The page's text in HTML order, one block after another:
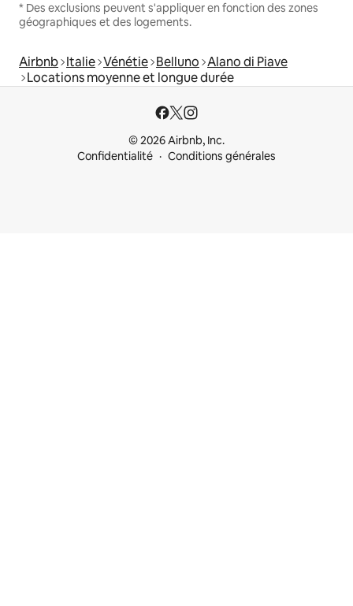
* Des exclusions peuvent s'appliquer en fonction des zones
géographiques et des logements.
Airbnb Italie Vénétie Belluno Alano di Piave
Locations moyenne et longue durée
© 2026 Airbnb, Inc.
Confidentialité
Conditions générales